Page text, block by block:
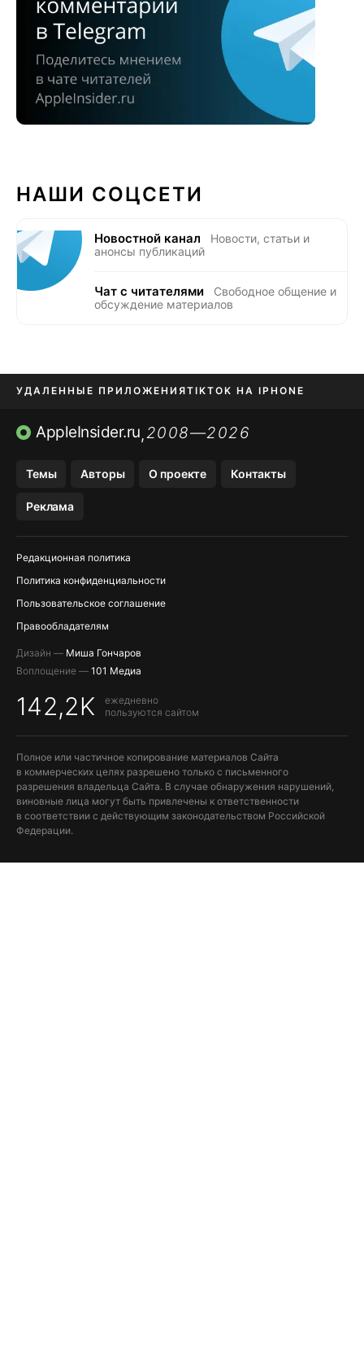
НАШИ СОЦСЕТИ
Новостной канал
Новости, статьи и
анонсы публикаций
Чат с читателями
Свободное общение и
обсуждение материалов
УДАЛЕННЫЕ ПРИЛОЖЕНИЯTIKTOK НА IPHONE
ПРИЛОЖЕНИЯ БЕЗ APP STORE
AppleInsider.ru,2008—2026
Темы Авторы О проекте Контакты
Реклама
Редакционная политика
Политика конфиденциальности
Пользовательское соглашение
Правообладателям
Дизайн — Миша Гончаров
Воплощение — 101 Медиа
142,2K
ежедневно
пользуются сайтом
Полное или частичное копирование материалов Сайта
в коммерческих целях разрешено только с письменного
разрешения владельца Сайта. В случае обнаружения нарушений,
виновные лица могут быть привлечены к ответственности
в соответствии с действующим законодательством Российской
Федерации.